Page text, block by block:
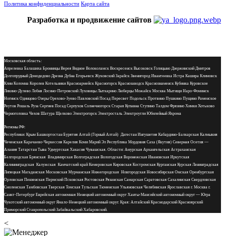
Политика конфиденциальности Карта сайта
Разработка и продвижение сайтов
Московская область:
Апрелевка Балашиха Бронницы Верея Видное Волоколамск Воскресенск Высоковск Голицыно Дзержинский Дмитров
Долгопрудный Домодедово Дрезна Дубна Егорьевск Жуковский Зарайск Звенигород Ивантеевка Истра Кашира Климовск
Клин Коломна Королев Котельники Красноармейск Красногорск Краснозаводск Краснознаменск Кубинка Куровское
Ликино-Дулево Лобня Лосино-Петровский Луховицы Лыткарино Люберцы Можайск Москва Мытищи Наро-Фоминск
Ногинск Одинцово Озеры Орехово-Зуево Павловский Посад Пересвет Подольск Протвино Пушкино Пущино Раменское
Реутов Рошаль Руза Сергиев Посад Серпухов Солнечногорск Старая Купавна Ступино Талдом Фрязино Химки Хотьково
Черноголовка Чехов Шатура Щелково Электрогорск Электросталь Электроугли Юбилейный Яхрома
Регионы РФ:
Республики: Крым Башкортостан Бурятия Алтай (Горный Алтай) Дагестан Ингушетия Кабардино-Балкарская Калмыкия
Чеченская Карачаево-Черкессия Карелия Коми Марий Эл Республика Мордовия Саха (Якутия) Северная Осетия —
Алания Татарстан Тыва Удмуртская Хакасия Чувашская. Области: Амурская Архангельская Астраханская
Белгородская Брянская Владимирская Волгоградская Вологодская Воронежская Ивановская Иркутская
Калининградская Калужская Камчатский край Кемеровская Кировская Костромская Курганская Курская Ленинградская
Липецкая Магаданская Московская Мурманская Нижегородская Новгородская Новосибирская Омская Оренбургская
Орловская Пензенская Пермский Псковская Ростовская Рязанская Самарская Саратовская Сахалинская Свердловская
Смоленская Тамбовская Тверская Томская Тульская Тюменская Ульяновская Челябинская Ярославская г. Москва г.
Санкт-Петербург Еврейская автономная Ненецкий автономный округ Ханты-Мансийский автономный округ — Югра
Чукотский автономный округ Ямало-Ненецкий автономный округ. Края: Алтайский Краснодарский Красноярский
Приморский Ставропольский Забайкальский Хабаровский.
<